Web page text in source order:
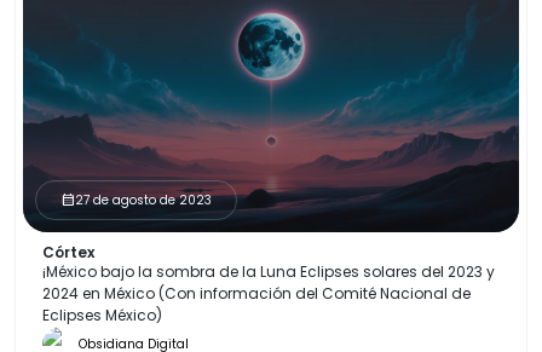
calendar_month27 de agosto de 2023
Córtex
¡México bajo la sombra de la Luna Eclipses solares del 2023 y
2024 en México (Con información del Comité Nacional de
Eclipses México)
Obsidiana Digital